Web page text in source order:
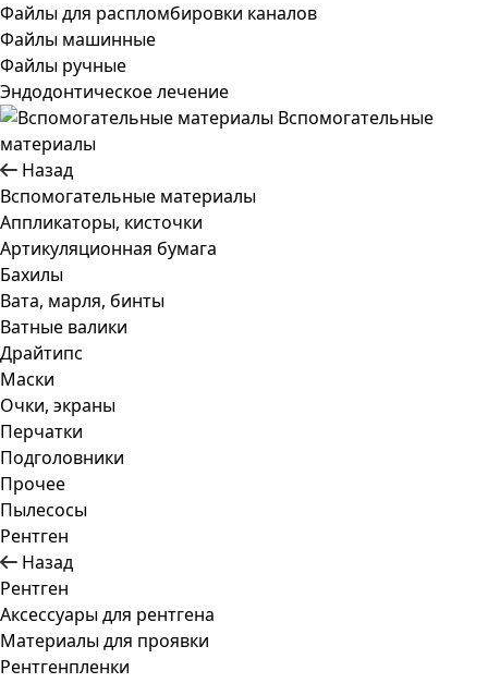
Файлы для распломбировки каналов
Файлы машинные
Файлы ручные
Эндодонтическое лечение
Вспомогательные
материалы
Назад
Вспомогательные материалы
Аппликаторы, кисточки
Артикуляционная бумага
Бахилы
Вата, марля, бинты
Ватные валики
Драйтипс
Маски
Очки, экраны
Перчатки
Подголовники
Прочее
Пылесосы
Рентген
Назад
Рентген
Аксессуары для рентгена
Материалы для проявки
Рентгенпленки